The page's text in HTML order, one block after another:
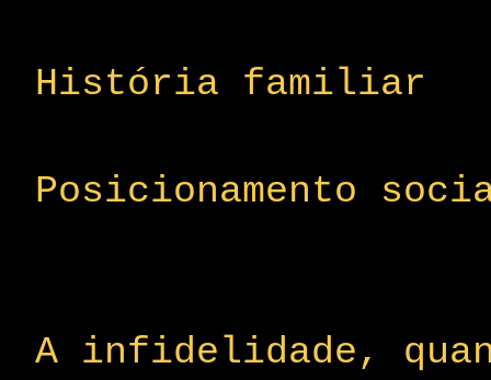
História familiar
Posicionamento
A infidelidade,